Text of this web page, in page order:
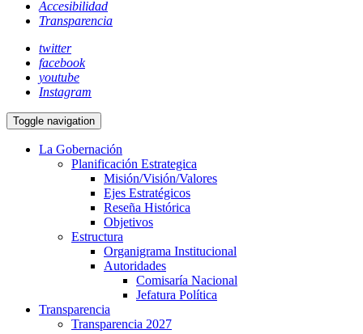
Accesibilidad
Transparencia
twitter
facebook
youtube
Instagram
Toggle navigation
La Gobernación
Planificación Estrategica
Misión/Visión/Valores
Ejes Estratégicos
Reseña Histórica
Objetivos
Estructura
Organigrama Institucional
Autoridades
Comisaría Nacional
Jefatura Política
Transparencia
Transparencia 2027